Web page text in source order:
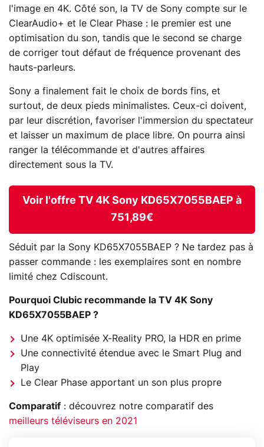
l'image en 4K. Côté son, la TV de Sony compte sur le
ClearAudio+ et le Clear Phase : le premier est une
optimisation du son, tandis que le second se charge
de corriger tout défaut de fréquence provenant des
hauts-parleurs.
Sony a finalement fait le choix de bords fins, et
surtout, de deux pieds minimalistes. Ceux-ci doivent,
par leur discrétion, favoriser l'immersion du spectateur
et laisser un maximum de place libre. On pourra ainsi
ranger la télécommande et d'autres affaires
directement sous la TV.
Voir l'offre TV 4K Sony KD65X7055BAEP à
751,89€
Séduit par la Sony KD65X7055BAEP ? Ne tardez pas à
passer commande : les exemplaires sont en nombre
limité chez Cdiscount.
Pourquoi Clubic recommande la TV 4K Sony
KD65X7055BAEP ?
Une 4K optimisée X-Reality PRO, la HDR en prime
Une connectivité étendue avec le Smart Plug and
Play
Le Clear Phase apportant un son plus propre
Comparatif : découvrez notre comparatif des
meilleurs téléviseurs en 2021